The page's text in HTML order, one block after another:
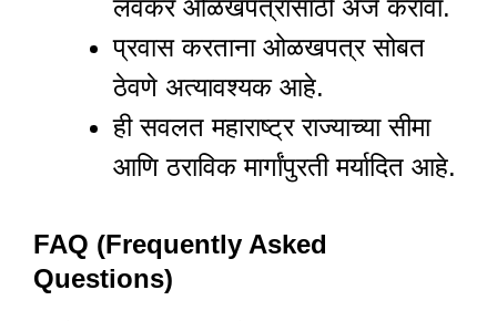
लवकर ओळखपत्रासाठी अर्ज करावा.
प्रवास करताना ओळखपत्र सोबत
ठेवणे अत्यावश्यक आहे.
ही सवलत महाराष्ट्र राज्याच्या सीमा
आणि ठराविक मार्गांपुरती मर्यादित आहे.
FAQ (Frequently Asked
Questions)